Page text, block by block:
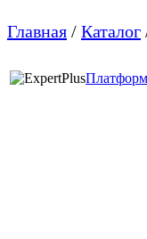
Главная / Каталог